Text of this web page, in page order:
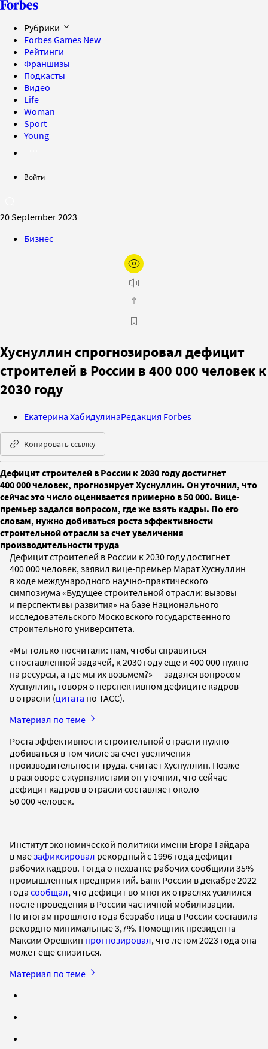
Рубрики
Forbes Games New
Рейтинги
Франшизы
Подкасты
Видео
Life
Woman
Sport
Young
Войти
20 September 2023
Бизнес
Хуснуллин спрогнозировал дефицит
строителей в России в 400 000 человек к
2030 году
Екатерина ХабидулинаРедакция Forbes
Копировать ссылку
Дефицит строителей в России к 2030 году достигнет
400 000 человек, прогнозирует Хуснуллин. Он уточнил, что
сейчас это число оценивается примерно в 50 000. Вице-
премьер задался вопросом, где же взять кадры. По его
словам, нужно добиваться роста эффективности
строительной отрасли за счет увеличения
производительности труда
Дефицит строителей в России к 2030 году достигнет
400 000 человек, заявил вице-премьер Марат Хуснуллин
в ходе международного научно-практического
симпозиума «Будущее строительной отрасли: вызовы
и перспективы развития» на базе Национального
исследовательского Московского государственного
строительного университета.
«Мы только посчитали: нам, чтобы справиться
с поставленной задачей, к 2030 году еще и 400 000 нужно
на ресурсы, а где мы их возьмем?» — задался вопросом
Хуснуллин, говоря о перспективном дефиците кадров
в отрасли (цитата по ТАСС).
Материал по теме
Роста эффективности строительной отрасли нужно
добиваться в том числе за счет увеличения
производительности труда. считает Хуснуллин. Позже
в разговоре с журналистами он уточнил, что сейчас
дефицит кадров в отрасли составляет около
50 000 человек.
Институт экономической политики имени Егора Гайдара
в маезафиксировал рекордный с 1996 года дефицит
рабочих кадров. Тогда о нехватке рабочих сообщили 35%
промышленных предприятий. Банк России в декабре 2022
года сообщал, что дефицит во многих отраслях усилился
после проведения в России частичной мобилизации.
По итогам прошлого года безработица в России составила
рекордно минимальные 3,7%. Помощник президента
Максим Орешкин прогнозировал, что летом 2023 года она
может еще снизиться.
Материал по теме